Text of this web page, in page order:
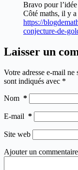
Bravo pour
Côté maths, il y a
https://
conjecture-de-
Laisser un
Votre adresse e-mail ne
sont indiqués avec *
Nom *
E-mail *
Site web
Ajouter un commentaire